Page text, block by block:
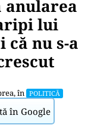
anularea
lui
că nu s-a
, în POLITICĂ
în Google